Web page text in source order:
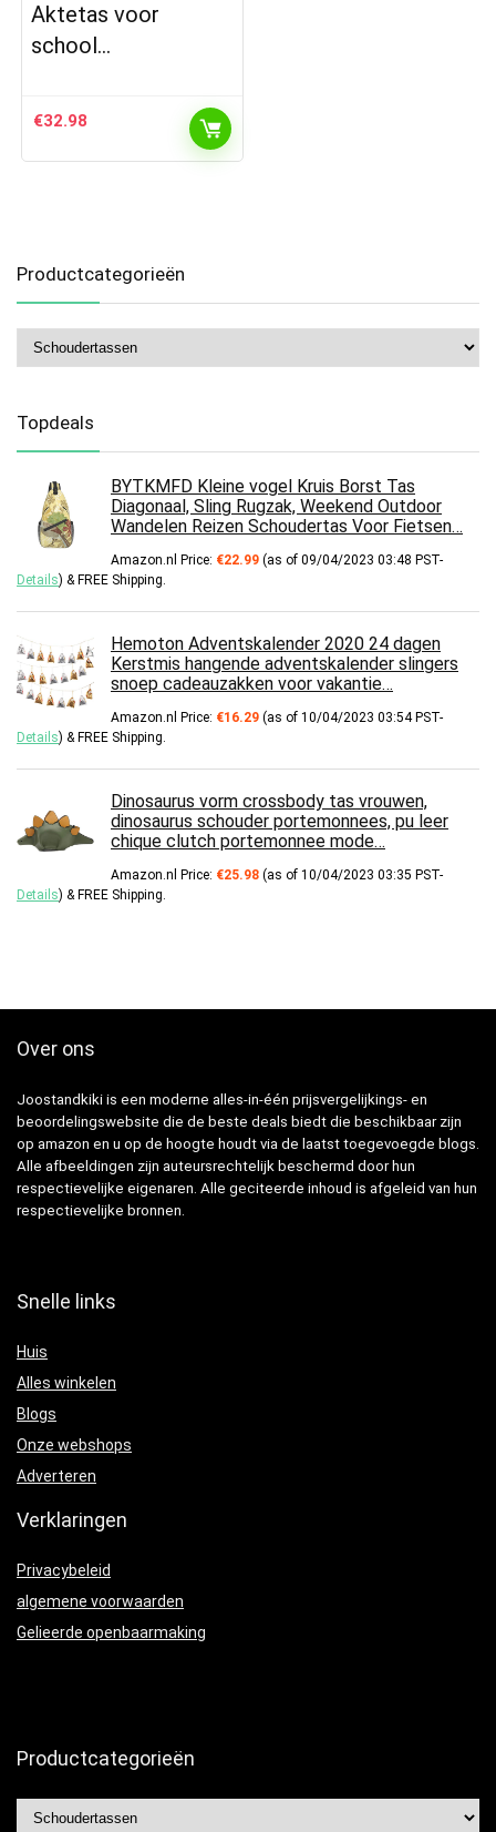
Aktetas voor
school…
€32.98
Productcategorieën
Topdeals
BYTKMFD Kleine vogel Kruis Borst Tas
Diagonaal, Sling Rugzak, Weekend Outdoor
Wandelen Reizen Schoudertas Voor Fietsen…
Amazon.nl Price: €22.99 (as of 09/04/2023 03:48 PST-
Details) & FREE Shipping.
Hemoton Adventskalender 2020 24 dagen
Kerstmis hangende adventskalender slingers
snoep cadeauzakken voor vakantie…
Amazon.nl Price: €16.29 (as of 10/04/2023 03:54 PST-
Details) & FREE Shipping.
Dinosaurus vorm crossbody tas vrouwen,
dinosaurus schouder portemonnees, pu leer
chique clutch portemonnee mode…
Amazon.nl Price: €25.98 (as of 10/04/2023 03:35 PST-
Details) & FREE Shipping.
Over ons
Joostandkiki is een moderne alles-in-één prijsvergelijkings- en
beoordelingswebsite die de beste deals biedt die beschikbaar zijn
op amazon en u op de hoogte houdt via de laatst toegevoegde blogs.
Alle afbeeldingen zijn auteursrechtelijk beschermd door hun
respectievelijke eigenaren. Alle geciteerde inhoud is afgeleid van hun
respectievelijke bronnen.
Snelle links
Huis
Alles winkelen
Blogs
Onze webshops
Adverteren
Verklaringen
Privacybeleid
algemene voorwaarden
Gelieerde openbaarmaking
Productcategorieën